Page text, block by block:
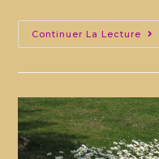
Continuer La Lecture